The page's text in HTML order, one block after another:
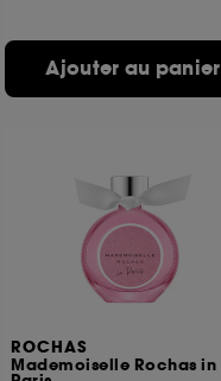
Ajouter au panier
ROCHAS
Mademoiselle Rochas in